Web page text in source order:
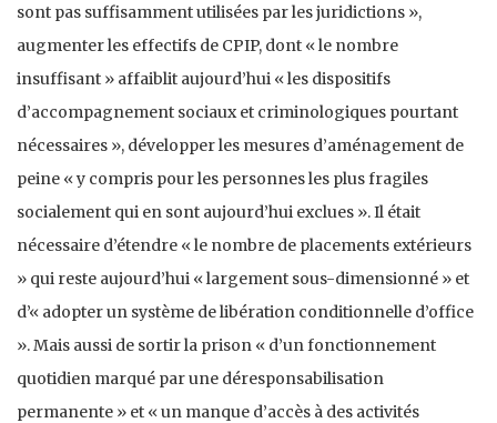
sont pas suffisamment utilisées par les juridictions »,
augmenter les effectifs de CPIP, dont « le nombre
insuffisant » affaiblit aujourd’hui « les dispositifs
d’accompagnement sociaux et criminologiques pourtant
nécessaires », développer les mesures d’aménagement de
peine « y compris pour les personnes les plus fragiles
socialement qui en sont aujourd’hui exclues ». Il était
nécessaire d’étendre « le nombre de placements extérieurs
» qui reste aujourd’hui « largement sous-dimensionné » et
d’« adopter un système de libération conditionnelle d’office
». Mais aussi de sortir la prison « d’un fonctionnement
quotidien marqué par une déresponsabilisation
permanente » et « un manque d’accès à des activités